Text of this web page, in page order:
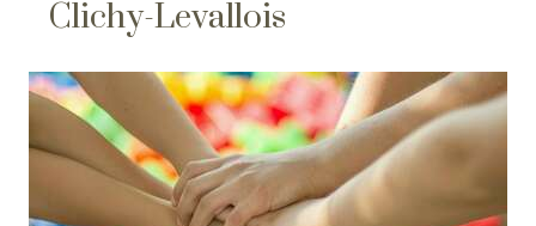
Clichy-Levallois